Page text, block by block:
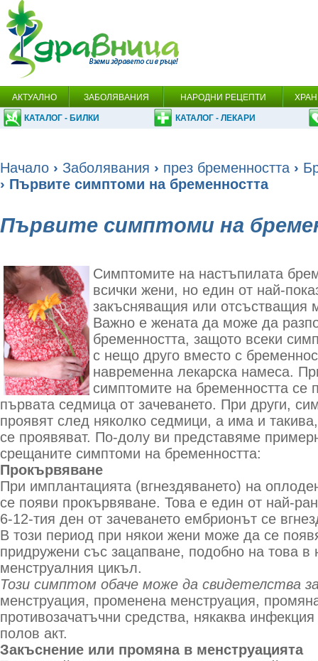
АКТУАЛНО ЗАБОЛЯВАНИЯ НАРОДНИ РЕЦЕПТИ
КАТАЛОГ - БИЛКИ КАТАЛОГ - ЛЕКАРИ
Начало › Заболявания › през бременността ›
› Първите симптоми на бременността
Първите симптоми на
Симптомите на настъпилата
всички жени, но един от най-
закъсняващия или отсъстващия
Важно е жената да може да
бременността, защото всеки
с нещо друго вместо с
навременна лекарска намеса.
симптомите на бременността се
първата седмица от зачеването. При други,
проявят след няколко седмици, а има и
се проявяват. По-долу ви представяме
срещаните симптоми на бременността:
Прокървяване
При имплантацията (вгнездяването) на
се появи прокървяване. Това е един от най-
6-12-тия ден от зачеването ембрионът се
В този период при някои жени може да се
придружени със зацапване, подобно на това в
менструалния цикъл.
Този симптом обаче може да свидетелства
менструация, променена менструация,
противозачатъчни средства, някаква
полов акт.
Закъснение или промяна в менструацията